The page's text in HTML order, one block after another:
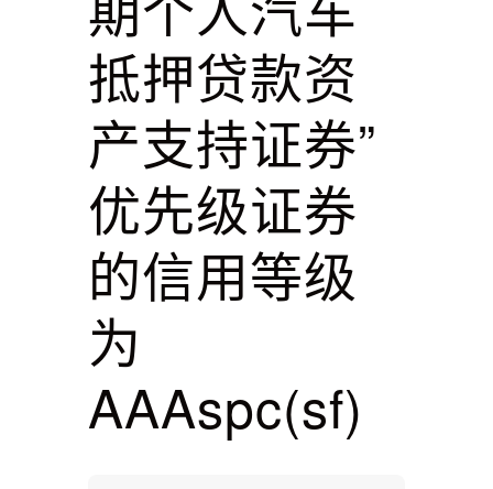
抵押贷款资
产支持证券”
优先级证券
的信用等级
为
AAAspc(sf)